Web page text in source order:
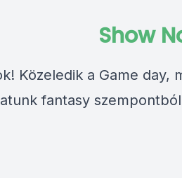
Show
Közeledik a Game day,
fantasy